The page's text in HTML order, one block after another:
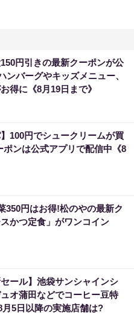
150円引きの最新クーポンが公
ンバーグやキッズメニュー、
得に《8月19日まで》
】100円でシュークリームが買
ポンは公式アプリで配信中《8
350円はお得!松のやの最新ク
かつ定食」がワンコイン
セール】池袋サンシャインシ
オ蒲田などでコーヒー豆特
5日以降の実施店舗は?